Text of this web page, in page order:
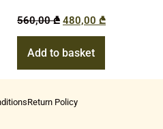
560,00₾ 480,00 ₾
Add to basket
Return Policy